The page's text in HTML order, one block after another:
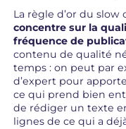
La règle d’or du
concentre sur la
fréquence de
contenu de qualité
temps : on peut par
d’expert pour
ce qui prend bien
de rédiger un texte
lignes de ce qui a